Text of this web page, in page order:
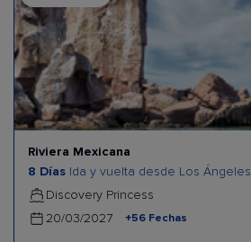
Riviera Mexicana
8 Días Ida y vuelta desde Los Ángeles
Discovery Princess
20/03/2027
+56 Fechas